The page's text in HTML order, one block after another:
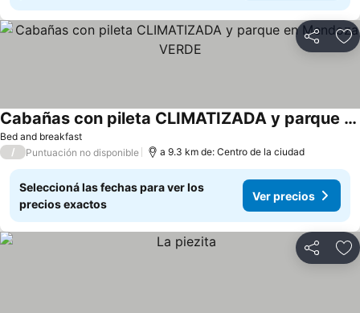
Compartir
Bed and breakfast
Cabañas con pileta CLIMATIZADA y parque en Mendoza VERDE
/ Puntuación no disponible a 9.3 km de: Centro de la ciudad
Seleccioná las fechas para ver los
precios exactos
Ver precios
Compartir